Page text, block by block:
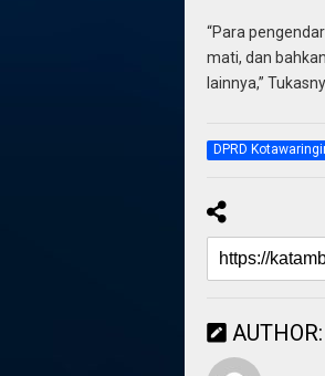
“Para
mati, dan
lainnya,”
DPRD
AUTHOR: